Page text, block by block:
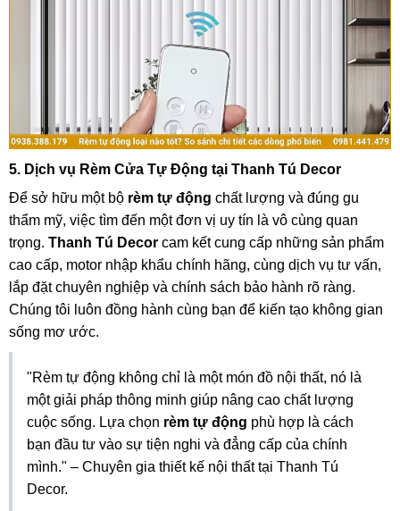
5. Dịch vụ Rèm Cửa Tự Động tại Thanh Tú Decor
Để sở hữu một bộ rèm tự động chất lượng và đúng gu
thẩm mỹ, việc tìm đến một đơn vị uy tín là vô cùng quan
trọng. Thanh Tú Decor cam kết cung cấp những sản phẩm
cao cấp, motor nhập khẩu chính hãng, cùng dịch vụ tư vấn,
lắp đặt chuyên nghiệp và chính sách bảo hành rõ ràng.
Chúng tôi luôn đồng hành cùng bạn để kiến tạo không gian
sống mơ ước.
"Rèm tự động không chỉ là một món đồ nội thất, nó là
một giải pháp thông minh giúp nâng cao chất lượng
cuộc sống. Lựa chọn rèm tự động phù hợp là cách
bạn đầu tư vào sự tiện nghi và đẳng cấp của chính
mình." – Chuyên gia thiết kế nội thất tại Thanh Tú
Decor.